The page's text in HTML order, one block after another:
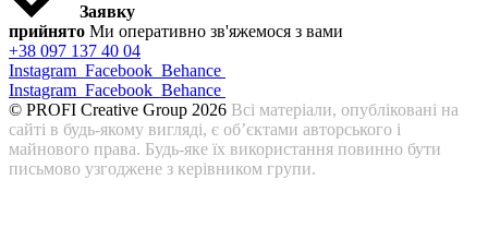
Заявку
прийнято Ми оперативно зв'яжемося з вами
+38 097 137 40 04
Instagram Facebook Behance
Instagram Facebook Behance
© PROFI Creative Group 2026 Всі матеріали, опубліковані на
сайті в будь-якому вигляді, є об’єктами авторського і
майнового права. Будь-яке їх використання повинно бути
письмово узгоджене з керівником групи.